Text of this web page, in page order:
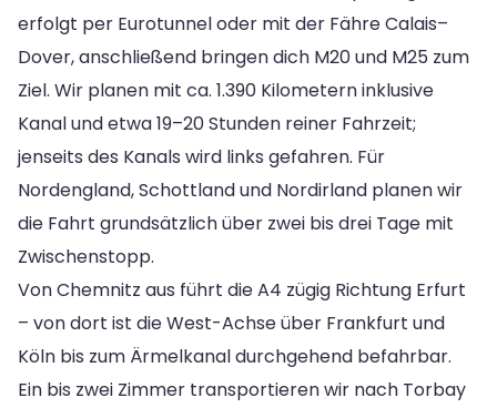
erfolgt per Eurotunnel oder mit der Fähre Calais–
Dover, anschließend bringen dich M20 und M25 zum
Ziel. Wir planen mit ca. 1.390 Kilometern inklusive
Kanal und etwa 19–20 Stunden reiner Fahrzeit;
jenseits des Kanals wird links gefahren. Für
Nordengland, Schottland und Nordirland planen wir
die Fahrt grundsätzlich über zwei bis drei Tage mit
Zwischenstopp.
Von Chemnitz aus führt die A4 zügig Richtung Erfurt
– von dort ist die West-Achse über Frankfurt und
Köln bis zum Ärmelkanal durchgehend befahrbar.
Ein bis zwei Zimmer transportieren wir nach Torbay